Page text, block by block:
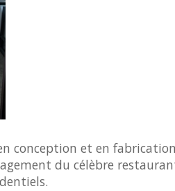
conception et en
du célèbre